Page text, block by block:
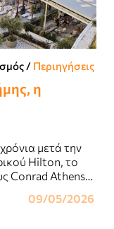
/ Περιηγήσεις
η
μετά την
Hilton, το
Conrad Athens -
09/05/2026